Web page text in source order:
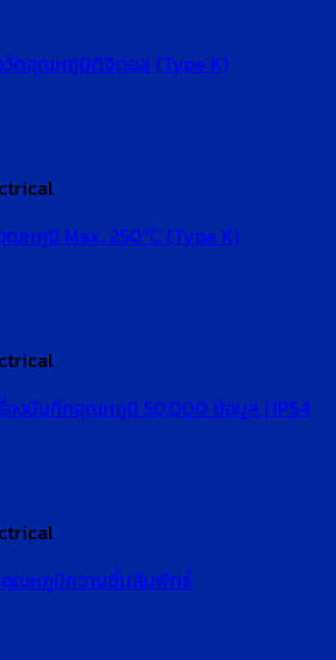
วัดอุณหภูมิดิจิตอล (Type K)
ณหภูมิ Max. 250℃ (Type K)
องบันทึกอุณหภูมิ 50,000 ข้อมูล | IP54
อุณหภูมิความชื้นสัมพัทธ์